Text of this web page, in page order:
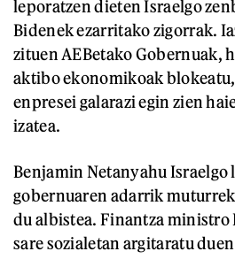
leporatzen dieten Israelgo
Bidenek ezarritako zigorrak.
zituen AEBetako Gobernuak,
aktibo ekonomikoak
enpresei galarazi egin zien
izatea.
Benjamin Netanyahu
gobernuaren adarrik
du albistea. Finantza ministro
sare sozialetan argitaratu